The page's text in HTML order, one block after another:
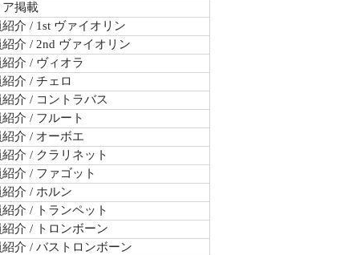
ア掲載
介 / 1st ヴァイオリン
介 / 2nd ヴァイオリン
介 / ヴィオラ
介 / チェロ
介 / コントラバス
介 / フルート
介 / オーボエ
介 / クラリネット
介 / ファゴット
介 / ホルン
介 / トランペット
介 / トロンボーン
介 / バストロンボーン